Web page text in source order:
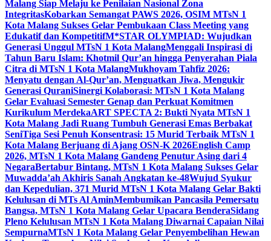
Malang Siap Melaju ke Penilaian Nasional Zona
IntegritasKobarkan Semangat PAWS 2026, OSIM MTsN 1
Kota Malang Sukses Gelar Pembukaan Class Meeting yang
Edukatif dan KompetitifM*STAR OLYMPIAD: Wujudkan
Generasi Unggul MTsN 1 Kota MalangMenggali Inspirasi di
Tahun Baru Islam: Khotmil Qur’an hingga Penyerahan Piala
Citra di MTsN 1 Kota MalangMukhoyam Tahfiz 2026:
Menyatu dengan Al-Qur’an, Menguatkan Jiwa, Mengukir
Generasi QuraniSinergi Kolaborasi: MTsN 1 Kota Malang
Gelar Evaluasi Semester Genap dan Perkuat Komitmen
Kurikulum MerdekaART SPECTA 2: Bukti Nyata MTsN 1
Kota Malang Jadi Ruang Tumbuh Generasi Emas Berbakat
SeniTiga Sesi Penuh Konsentrasi: 15 Murid Terbaik MTsN 1
Kota Malang Berjuang di Ajang OSN-K 2026English Camp
2026, MTsN 1 Kota Malang Gandeng Penutur Asing dari 4
NegaraBertabur Bintang, MTsN 1 Kota Malang Sukses Gelar
Muwadda’ah Akhiris Sanah Angkatan ke-48Wujud Syukur
dan Kepedulian, 371 Murid MTsN 1 Kota Malang Gelar Bakti
Kelulusan di MTs Al AminMembumikan Pancasila Pemersatu
Bangsa, MTsN 1 Kota Malang Gelar Upacara BenderaSidang
Pleno Kelulusan MTsN 1 Kota Malang Diwarnai Capaian Nilai
SempurnaMTsN 1 Kota Malang Gelar Penyembelihan Hewan